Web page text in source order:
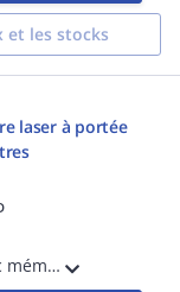
et les stocks
laser à portée
Télémètre laser avec mémoire, boussole, capteur d'inclinaison. Mesures de distance, de hauteur, surface, volume. Livré avec étui, dragonne et piles AA